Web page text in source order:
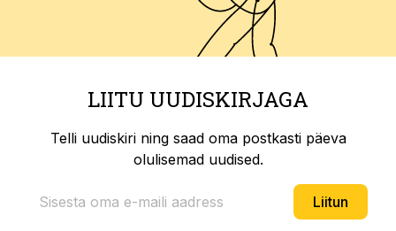
LIITU UUDISKIRJAGA
Telli uudiskiri ning saad oma postkasti päeva
olulisemad uudised.
Liitun